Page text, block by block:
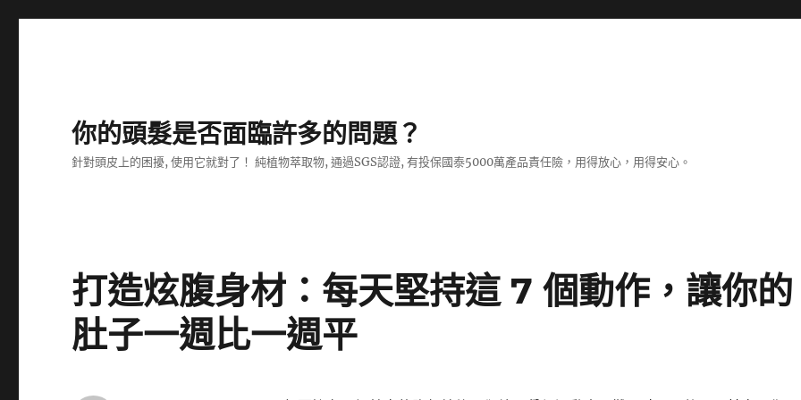
你的頭髮是否面臨許多的問題？
針對頭皮上的困擾, 使用它就對了！ 純植物萃取物, 通過SGS認證, 有投保國泰5000萬產品責任險，用得放心，用得安心。
打造炫腹身材：每天堅持這 7 個動作，讓你的
肚子一週比一週平